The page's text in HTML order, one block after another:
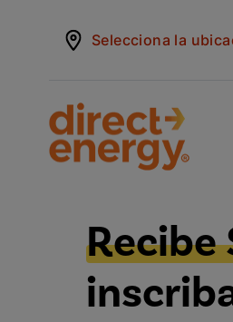
Selecciona la
Recibe